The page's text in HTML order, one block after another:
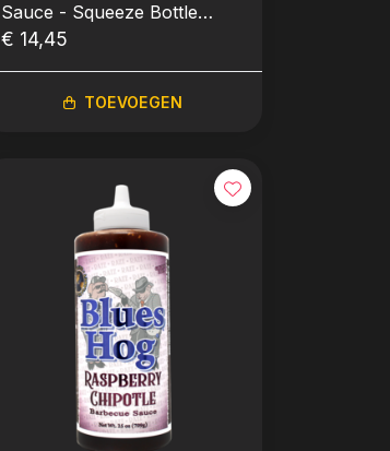
Sauce - Squeeze Bottle
Knijpfles (709gr-25oz)
€ 14,45
TOEVOEGEN